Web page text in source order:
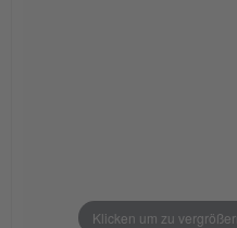
Klicken um zu